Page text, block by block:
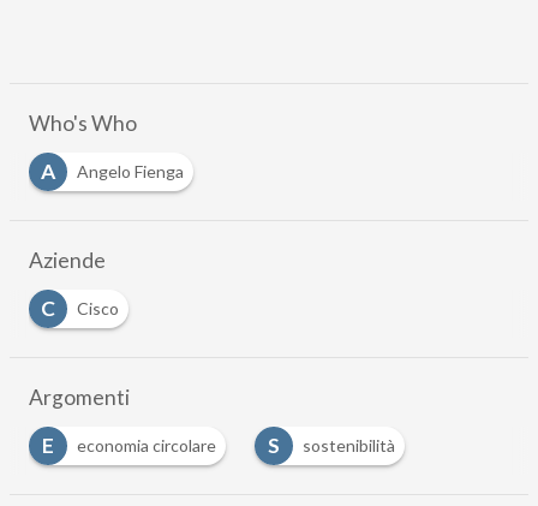
Who's Who
A
Angelo Fienga
Aziende
C
Cisco
Argomenti
E
economia circolare S sostenibilità